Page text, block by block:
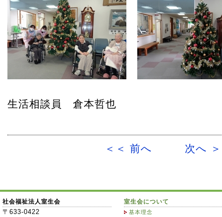
生活相談員 倉本哲也
＜＜ 前へ 次へ
社会福祉法人室生会
〒633-0422
室生会について
基本理念